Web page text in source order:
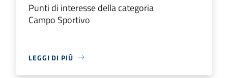
Punti di interesse della categoria
Campo Sportivo
LEGGI DI PIÙ